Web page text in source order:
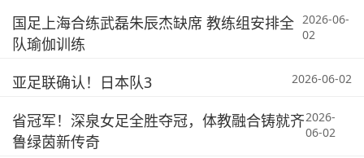
国足上海合练武磊朱辰杰缺席 教练组安排全
队瑜伽训练
2026-06-
02
亚足联确认！日本队3 2026-06-02
省冠军！深泉女足全胜夺冠，体教融合铸就齐
鲁绿茵新传奇
2026-
06-02